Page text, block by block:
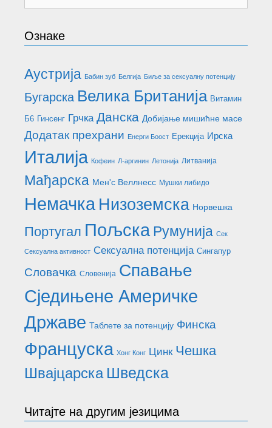
Ознаке
Аустрија Бабин зуб Белгија Биље за сексуалну потенцију
Бугарска Велика Британија Витамин
Б6 Гинсенг Грчка Данска Добијање мишићне масе
Додатак прехрани Енерги Боост Ерекција Ирска
Италија Кофеин Л-аргинин Летонија Литванија
Мађарска Мен'с Веллнесс Мушки либидо
Немачка Низоземска Норвешка
Португал Пољска Румунија Сек
Сексуална активност Сексуална потенција Сингапур
Словачка Словенија Спавање
Сједињене Америчке
Државе Таблете за потенцију Финска
Француска Хонг Конг Цинк Чешка
Швајцарска Шведска
Читајте на другим језицима